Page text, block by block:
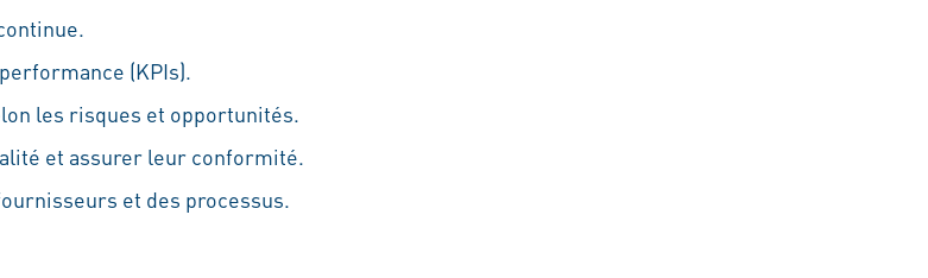
(KPIs).
les risques et opportunités.
et assurer leur conformité.
et des processus.